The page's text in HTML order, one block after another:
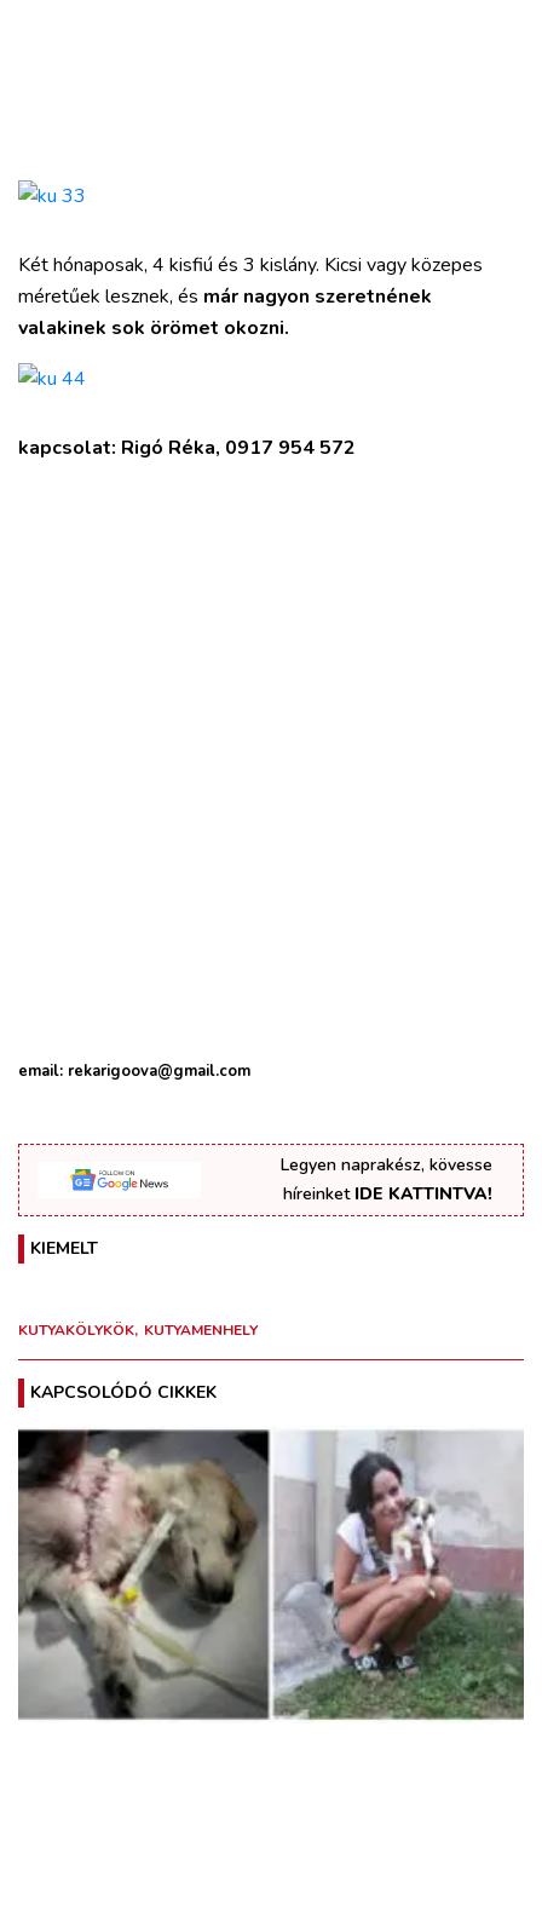
Két hónaposak, 4 kisfiú és 3 kislány. Kicsi vagy közepes
méretűek lesznek, és már nagyon szeretnének
valakinek sok örömet okozni.
kapcsolat: Rigó Réka, 0917 954 572
email: rekarigoova@gmail.com
Legyen naprakész, kövesse
híreinket IDE KATTINTVA!
KIEMELT
KUTYAKÖLYKÖK KUTYAMENHELY
KAPCSOLÓDÓ CIKKEK